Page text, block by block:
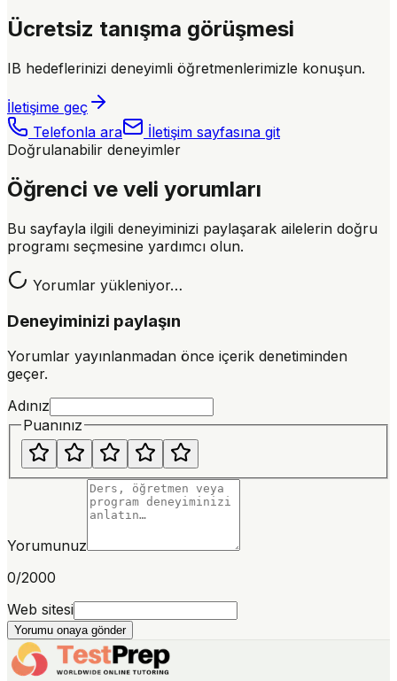
Ücretsiz tanışma görüşmesi
IB hedeflerinizi deneyimli öğretmenlerimizle konuşun.
İletişime geç
Telefonla ara
İletişim sayfasına git
Doğrulanabilir deneyimler
Öğrenci ve veli yorumları
Bu sayfayla ilgili deneyiminizi paylaşarak ailelerin doğru
programı seçmesine yardımcı olun.
Yorumlar yükleniyor…
Deneyiminizi paylaşın
Yorumlar yayınlanmadan önce içerik denetiminden
geçer.
Adınız
Puanınız
Yorumunuz
0/2000
Web sitesi
Yorumu onaya gönder